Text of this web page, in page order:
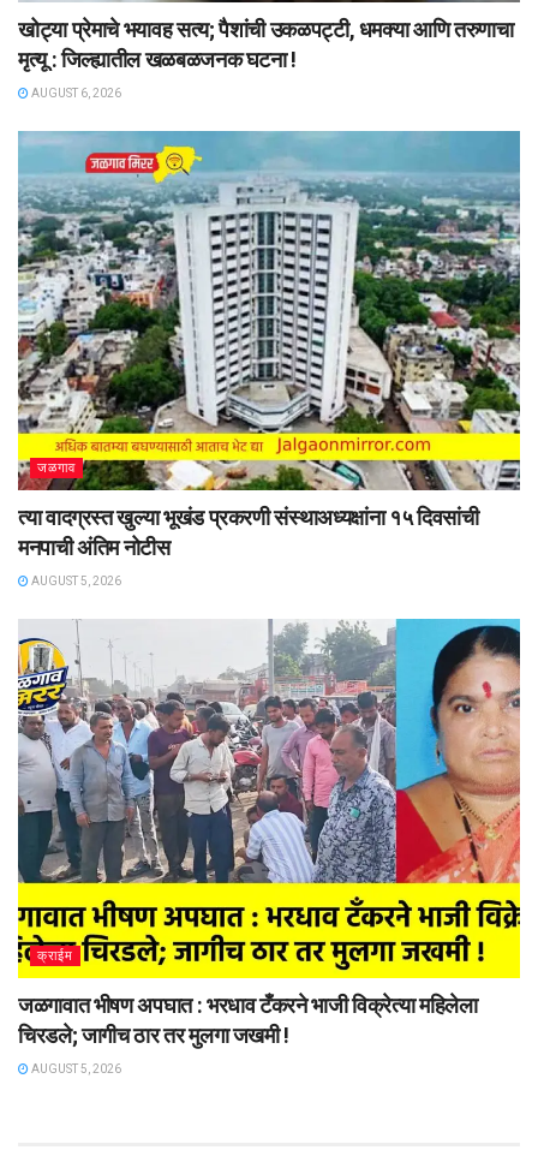
खोट्या प्रेमाचे भयावह सत्य; पैशांची उकळपट्टी, धमक्या आणि तरुणाचा
मृत्यू : जिल्ह्यातील खळबळजनक घटना !
AUGUST 6, 2026
जळगाव
त्या वादग्रस्त खुल्या भूखंड प्रकरणी संस्थाअध्यक्षांना १५ दिवसांची
मनपाची अंतिम नोटीस
AUGUST 5, 2026
क्राईम
जळगावात भीषण अपघात : भरधाव टँकरने भाजी विक्रेत्या महिलेला
चिरडले; जागीच ठार तर मुलगा जखमी !
AUGUST 5, 2026